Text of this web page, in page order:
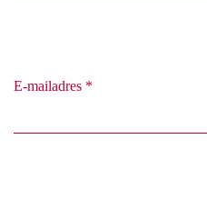
E-mailadres *